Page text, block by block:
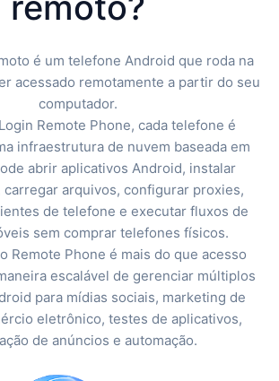
é um telefone Android que roda na
acessado remotamente a partir do seu
computador.
Remote Phone, cada telefone é
infraestrutura de nuvem baseada em
abrir aplicativos Android, instalar
carregar arquivos, configurar proxies,
de telefone e executar fluxos de
sem comprar telefones físicos.
Remote Phone é mais do que acesso
escalável de gerenciar múltiplos
para mídias sociais, marketing de
eletrônico, testes de aplicativos,
de anúncios e automação.